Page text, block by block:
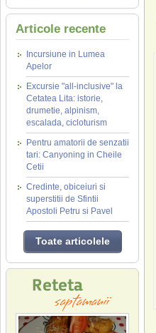
Articole recente
Incursiune in Lumea
Apelor
Excursie "all-inclusive" la
Cetatea Lita: istorie,
drumetie, alpinism,
escalada, cicloturism
Pentru amatorii de senzatii
tari: Canyoning in Cheile
Cetii
Credinte, obiceiuri si
superstitii de Sfintii
Apostoli Petru si Pavel
Toate articolele